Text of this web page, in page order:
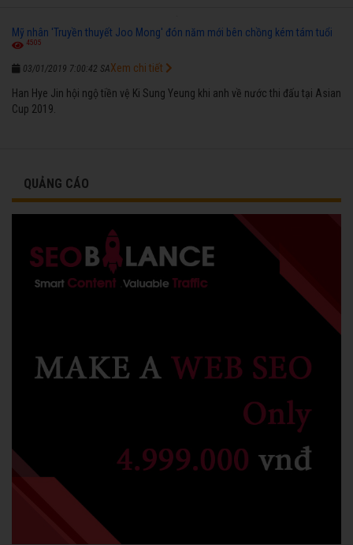
Mỹ nhân 'Truyền thuyết Joo Mong' đón năm mới bên chồng kém tám tuổi
4505
03/01/2019 7:00:42 SA
Han Hye Jin hội ngộ tiền vệ Ki Sung Yeung khi anh về nước thi đấu tại Asian
Cup 2019.
Xem chi tiết
QUẢNG CÁO